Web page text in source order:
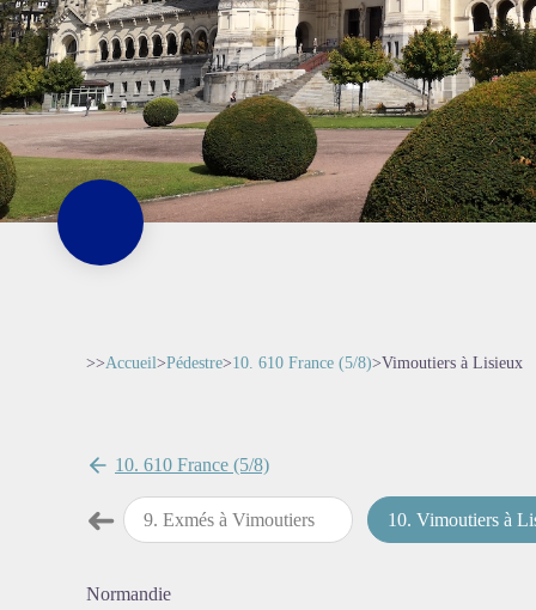
>>Accueil>Pédestre>10. 610 France (5/8)>Vimoutiers à Lisieux
10. 610 France (5/8)
➜Étape précédente
9. Exmés à Vimoutiers 10.Vimoutiers à
Normandie